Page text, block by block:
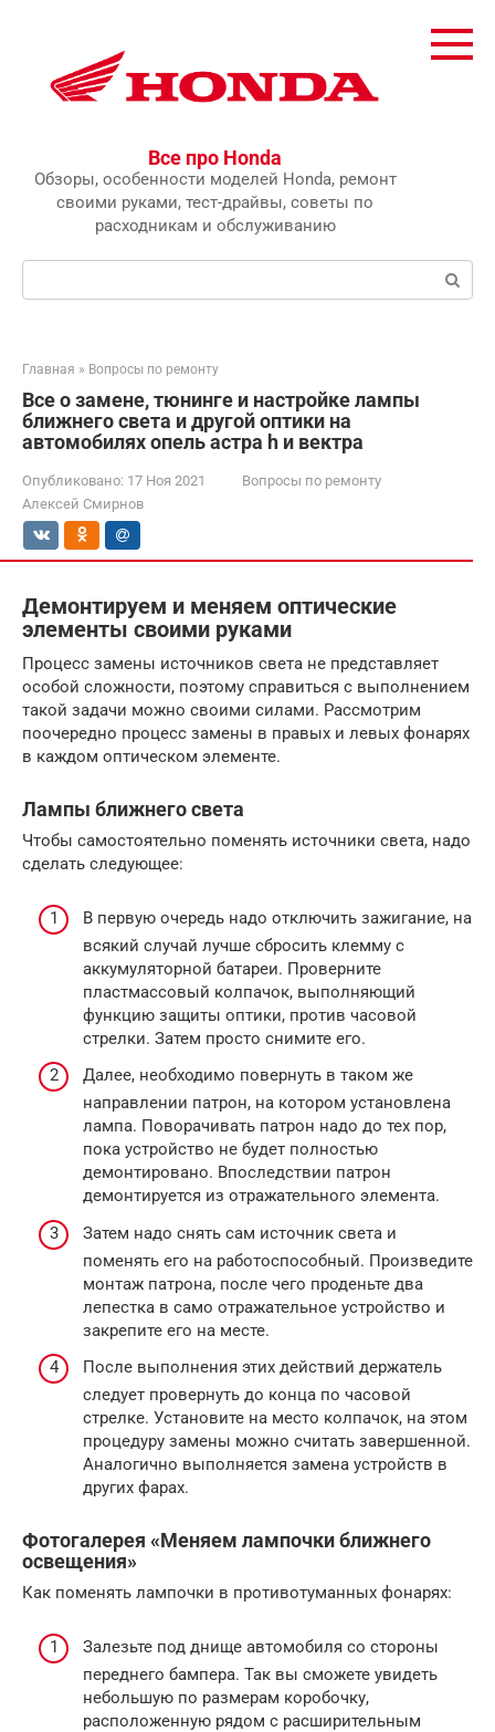
Все про Honda
Обзоры, особенности моделей Honda, ремонт
своими руками, тест-драйвы, советы по
расходникам и обслуживанию
Главная » Вопросы по ремонту
Все о замене, тюнинге и настройке лампы
ближнего света и другой оптики на
автомобилях опель астра h и вектра
Опубликовано: 17 Ноя 2021
Вопросы по ремонту
Алексей Смирнов
Демонтируем и меняем оптические
элементы своими руками
Процесс замены источников света не представляет
особой сложности, поэтому справиться с выполнением
такой задачи можно своими силами. Рассмотрим
поочередно процесс замены в правых и левых фонарях
в каждом оптическом элементе.
Лампы ближнего света
Чтобы самостоятельно поменять источники света, надо
сделать следующее:
В первую очередь надо отключить зажигание, на
всякий случай лучше сбросить клемму с
аккумуляторной батареи. Проверните
пластмассовый колпачок, выполняющий
функцию защиты оптики, против часовой
стрелки. Затем просто снимите его.
Далее, необходимо повернуть в таком же
направлении патрон, на котором установлена
лампа. Поворачивать патрон надо до тех пор,
пока устройство не будет полностью
демонтировано. Впоследствии патрон
демонтируется из отражательного элемента.
Затем надо снять сам источник света и
поменять его на работоспособный. Произведите
монтаж патрона, после чего проденьте два
лепестка в само отражательное устройство и
закрепите его на месте.
После выполнения этих действий держатель
следует провернуть до конца по часовой
стрелке. Установите на место колпачок, на этом
процедуру замены можно считать завершенной.
Аналогично выполняется замена устройств в
других фарах.
Фотогалерея «Меняем лампочки ближнего
освещения»
Как поменять лампочки в противотуманных фонарях:
Залезьте под днище автомобиля со стороны
переднего бампера. Так вы сможете увидеть
небольшую по размерам коробочку,
расположенную рядом с расширительным